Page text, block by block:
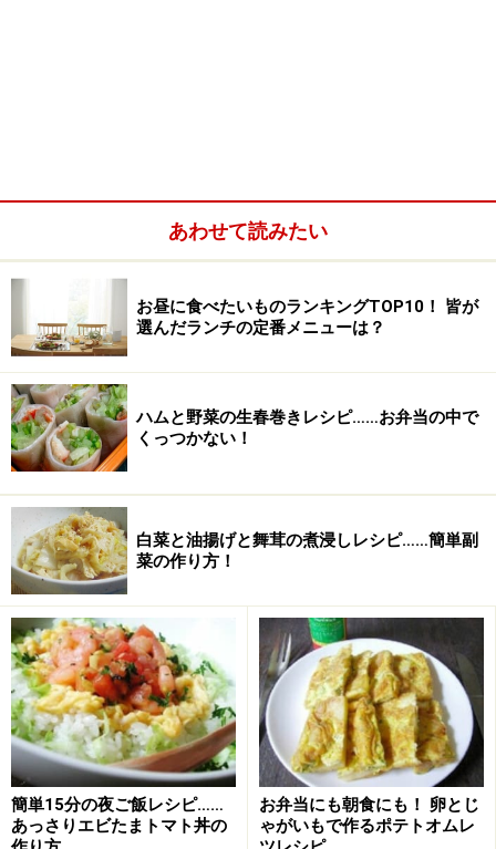
■エビと卵の炒めものの材料
30ｇ
酒
ごま油
■エビと卵の炒めもの：調味液
豆板醤
小さじ1/4（増減はお好み
で）
あわせて読みたい
お昼に食べたいものランキングTOP10！ 皆が
選んだランチの定番メニューは？
ハムと野菜の生春巻きレシピ……お弁当の中で
くっつかない！
白菜と油揚げと舞茸の煮浸しレシピ……簡単副
菜の作り方！
簡単15分の夜ご飯レシピ……
あっさりエビたまトマト丼の
お弁当にも朝食にも！ 卵とじ
ゃがいもで作るポテトオムレ